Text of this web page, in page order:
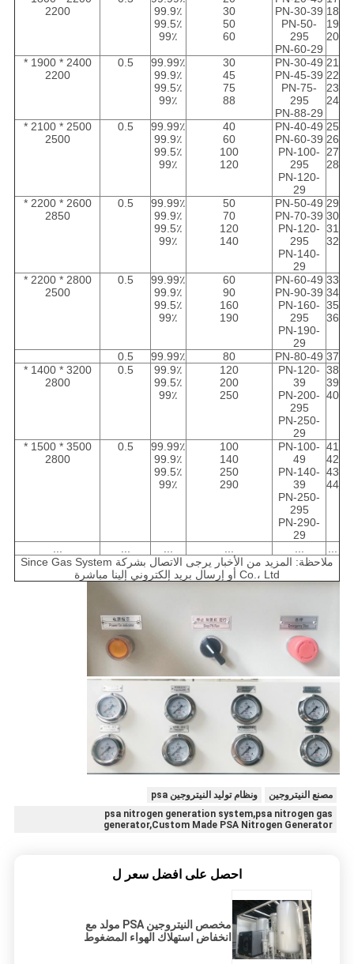
18
19
20
PN-30-39
PN-50-
295
PN-60-29
30
50
60
99.9٪
99.5٪
99٪
2200
21
22
23
24
PN-30-49
PN-45-39
PN-75-
295
PN-88-29
30
45
75
88
99.99٪
99.9٪
99.5٪
99٪
0.5
2400 * 1900 *
2200
25
26
27
28
PN-40-49
PN-60-39
PN-100-
295
PN-120-
29
40
60
100
120
99.99٪
99.9٪
99.5٪
99٪
0.5
2500 * 2100 *
2500
29
30
31
32
PN-50-49
PN-70-39
PN-120-
295
PN-140-
29
50
70
120
140
99.99٪
99.9٪
99.5٪
99٪
0.5
2600 * 2200 *
2850
33
34
35
36
PN-60-49
PN-90-39
PN-160-
295
PN-190-
29
60
90
160
190
99.99٪
99.9٪
99.5٪
99٪
0.5
2800 * 2200 *
2500
37
PN-80-49
80 99.99٪
0.5
38
39
40
PN-120-
39
PN-200-
295
PN-250-
29
120
200
250
99.9٪
99.5٪
99٪
0.5
3200 * 1400 *
2800
41
42
43
44
PN-100-
49
PN-140-
39
PN-250-
295
PN-290-
29
100
140
250
290
99.99٪
99.9٪
99.5٪
99٪
0.5
3500 * 1500 *
2800
...
...
...
...
...
...
ملاحظة: المزيد من الأخبار يرجى الاتصال بشركة Since Gas System
Co.، Ltd أو إرسال بريد إلكتروني إلينا مباشرة
مصنع النيتروجين
ونظام توليد النيتروجين psa
psa nitrogen generation system,psa nitrogen gas
generator,Custom Made PSA Nitrogen Generator
احصل على افضل سعر ل
مخصص النيتروجين PSA مولد مع
انخفاض استهلاك الهواء المضغوط